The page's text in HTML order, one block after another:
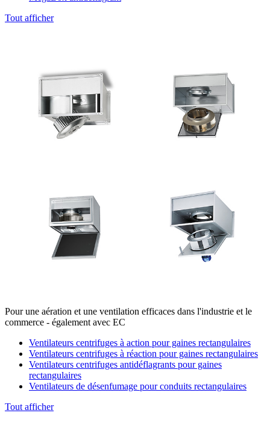
Tout afficher
Pour une aération et une ventilation efficaces dans l'industrie et le
commerce - également avec EC
Ventilateurs centrifuges à action pour gaines rectangulaires
Ventilateurs centrifuges à réaction pour gaines rectangulaires
Ventilateurs centrifuges antidéflagrants pour gaines
rectangulaires
Ventilateurs de désenfumage pour conduits rectangulaires
Tout afficher